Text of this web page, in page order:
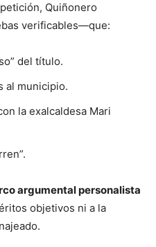
Quiñonero
verificables—que:
del título.
al municipio.
la exalcaldesa Mari
argumental personalista
objetivos ni a la